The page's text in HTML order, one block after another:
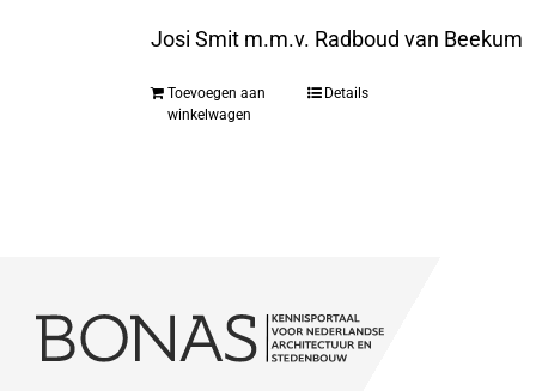
Josi Smit m.m.v. Radboud van Beekum
Toevoegen aan
winkelwagen
Details